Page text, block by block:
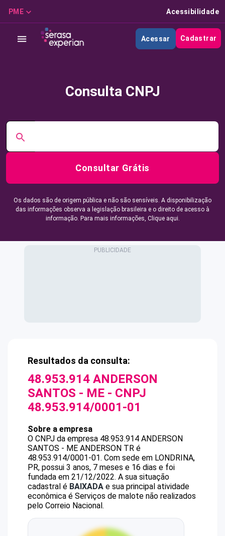
PME Acessibilidade
Acessar Cadastrar
Consulta CNPJ
Consultar Grátis
Os dados são de origem pública e não são sensíveis. A disponibilização
das informações observa a legislação brasileira e o direito de acesso à
informação. Para mais informações, Clique aqui.
Resultados da consulta:
48.953.914 ANDERSON
SANTOS - ME - CNPJ
48.953.914/0001-01
Sobre a empresa
O CNPJ da empresa 48.953.914 ANDERSON
SANTOS - ME ANDERSON TR é
48.953.914/0001-01. Com sede em LONDRINA,
PR, possui 3 anos, 7 meses e 16 dias e foi
fundada em 21/12/2022. A sua situação
cadastral é BAIXADA e sua principal atividade
econômica é Serviços de malote não realizados
pelo Correio Nacional.